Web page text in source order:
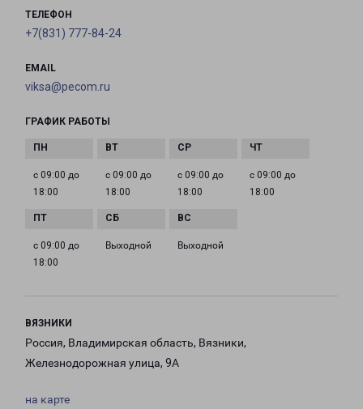
ТЕЛЕФОН
+7(831) 777-84-24
EMAIL
viksa@pecom.ru
ГРАФИК РАБОТЫ
с 09:00 до
18:00
с 09:00 до
18:00
с 09:00 до
18:00
с 09:00 до
18:00
с 09:00 до
18:00
Выходной Выходной
ВЯЗНИКИ
Россия, Владимирская область, Вязники,
Железнодорожная улица, 9А
на карте